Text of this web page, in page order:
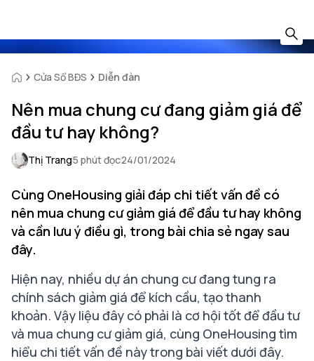
Cửa Sổ BĐS Diễn đàn
Nên mua chung cư đang giảm giá để
đầu tư hay không?
Thị Trang5 phút đọc24/01/2024
Cùng OneHousing giải đáp chi tiết vấn đề có
nên mua chung cư giảm giá để đầu tư hay không
và cần lưu ý điều gì, trong bài chia sẻ ngay sau
đây.
Hiện nay, nhiều dự án chung cư đang tung ra
chính sách giảm giá để kích cầu, tạo thanh
khoản. Vậy liệu đây có phải là cơ hội tốt để đầu tư
và mua chung cư giảm giá, cùng OneHousing tìm
hiểu chi tiết vấn đề này trong bài viết dưới đây.